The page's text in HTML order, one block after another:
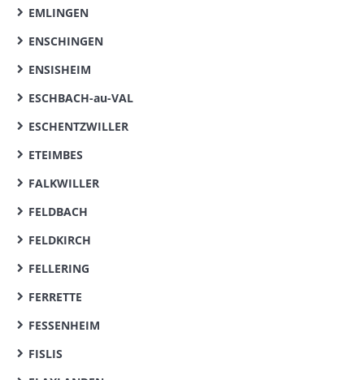
EMLINGEN
ENSCHINGEN
ENSISHEIM
ESCHBACH-au-VAL
ESCHENTZWILLER
ETEIMBES
FALKWILLER
FELDBACH
FELDKIRCH
FELLERING
FERRETTE
FESSENHEIM
FISLIS